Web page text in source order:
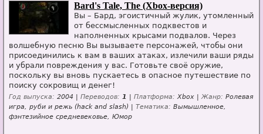
Bard's Tale, The (Xbox-версия)
Вы – Бард, эгоистичный жулик, утомленный
от бессмысленных подквестов и
наполненных крысами подвалов. Через
волшебную песню Вы вызываете персонажей, чтобы они
присоединились к вам в ваших атаках, излечили ваши ряды
и убрали повреждения у вас. Готовьте своё оружие,
поскольку вы вновь пускаетесь в опасное путешествие по
поиску сокровищ и денег!
Год выпуска: 2004 | Переводов: 1 Платформа: Xbox |Жанр: Ролевая
игра, руби и режь (hack and slash) | Тематика: Вымышленное,
фэнтезийное средневековье, Юмор